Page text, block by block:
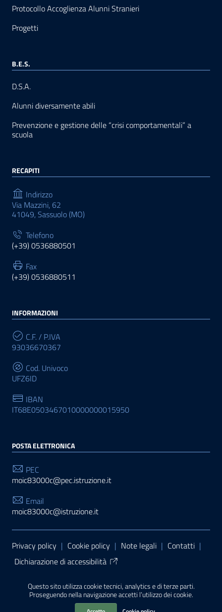
Questo sito utilizza cookie tecnici, analytics e di terze parti.
Proseguendo nella navigazione accetti l’utilizzo dei cookie.
Protocollo Accoglienza Alunni Stranieri
Progetti
B.E.S.
D.S.A.
Alunni diversamente abili
Prevenzione e gestione delle “crisi comportamentali” a
scuola
RECAPITI
Indirizzo
Via Mazzini, 62
41049, Sassuolo (MO)
Telefono
(+39) 0536880501
Fax
(+39) 0536880511
INFORMAZIONI
C.F. / P.IVA
93036670367
Cod. Univoco
UFZ6ID
IBAN
IT68E0503467010000000015950
POSTA ELETTRONICA
PEC
moic83000c@pec.istruzione.it
Email
moic83000c@istruzione.it
Sezione Link Utili
Privacy policy | Cookie policy | Note legali | Contatti |
Dichiarazione di accessibilità
PA di AgID
| Realizzato con WordPress
da